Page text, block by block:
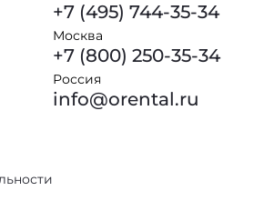
+7 (495) 744-35-34
Москва
+7 (800) 250-35-34
Россия
info@orental.ru